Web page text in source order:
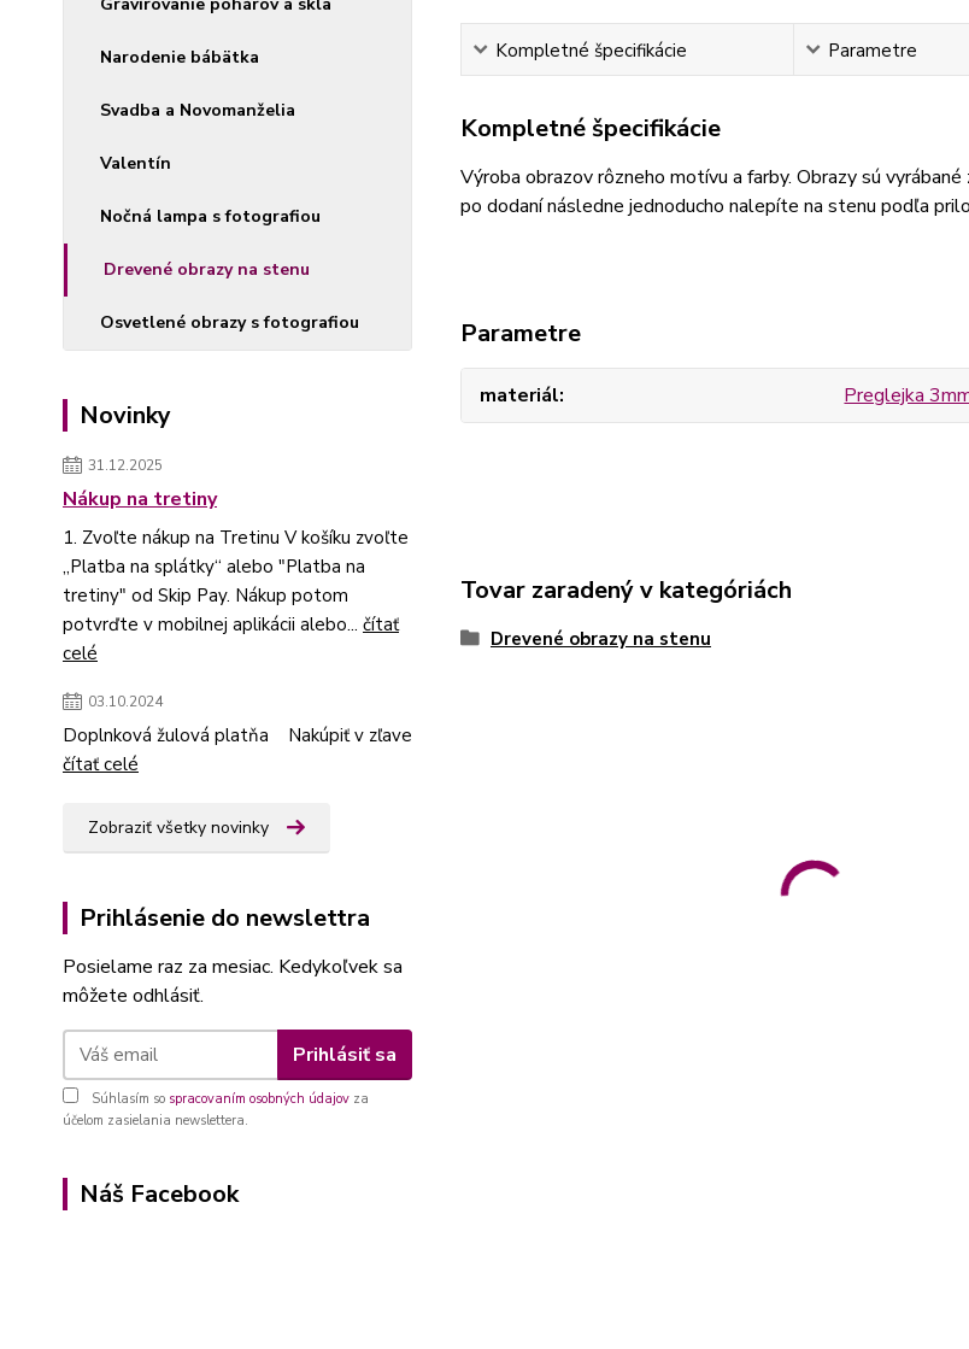
Narodenie bábätka
Svadba a Novomanželia
Valentín
Nočná lampa s fotografiou
Drevené obrazy na stenu
Osvetlené obrazy s fotografiou
Novinky
31.12.2025
Nákup na tretiny
1. Zvoľte nákup na Tretinu V košíku zvoľte
„Platba na splátky“ alebo "Platba na
tretiny" od Skip Pay. Nákup potom
potvrďte v mobilnej aplikácii alebo... čítať
celé
03.10.2024
Doplnková žulová platňa Nakúpiť v zľave
čítať celé
Zobraziť všetky novinky
Prihlásenie do newslettra
Posielame raz za mesiac. Kedykoľvek sa
môžete odhlásiť.
Prihlásiť sa
Súhlasím so spracovaním osobných údajov za
účelom zasielania newslettera.
Náš Facebook
Kompletné špecifikácie Parametre
Kompletné špecifikácie
Výroba obrazov rôzneho motívu a farby. Obrazy sú
po dodaní následne jednoducho nalepíte na stenu podľa
Parametre
materiál Preglejka
Tovar zaradený v kategóriách
Drevené obrazy na stenu